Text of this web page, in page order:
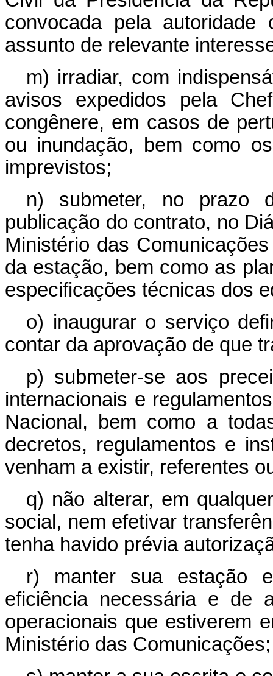
convocada pela
assunto de relevante
m) irradiar, com
avisos expedidos pela
congênere, em casos de
ou inundação, bem como
imprevistos;
n) submeter, no prazo
publicação do contrato, no
Ministério das
da estação, bem como as
especificações técnicas dos
o) inaugurar o serviço
contar da aprovação de que
p) submeter-se aos
internacionais e
Nacional, bem como a
decretos, regulamentos e
venham a existir, referentes
q) não alterar, em
social, nem efetivar
tenha havido prévia
r) manter sua estação
eficiência necessária e de
operacionais que estiverem
Ministério das Comunicações;